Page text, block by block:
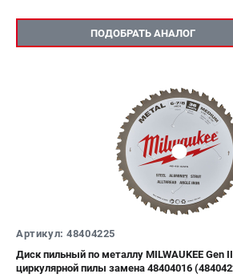
ПОДОБРАТЬ АНАЛОГ
Артикул: 48404225
Диск пильный по металлу MILWAUKEE Gen
циркулярной пилы замена 48404016